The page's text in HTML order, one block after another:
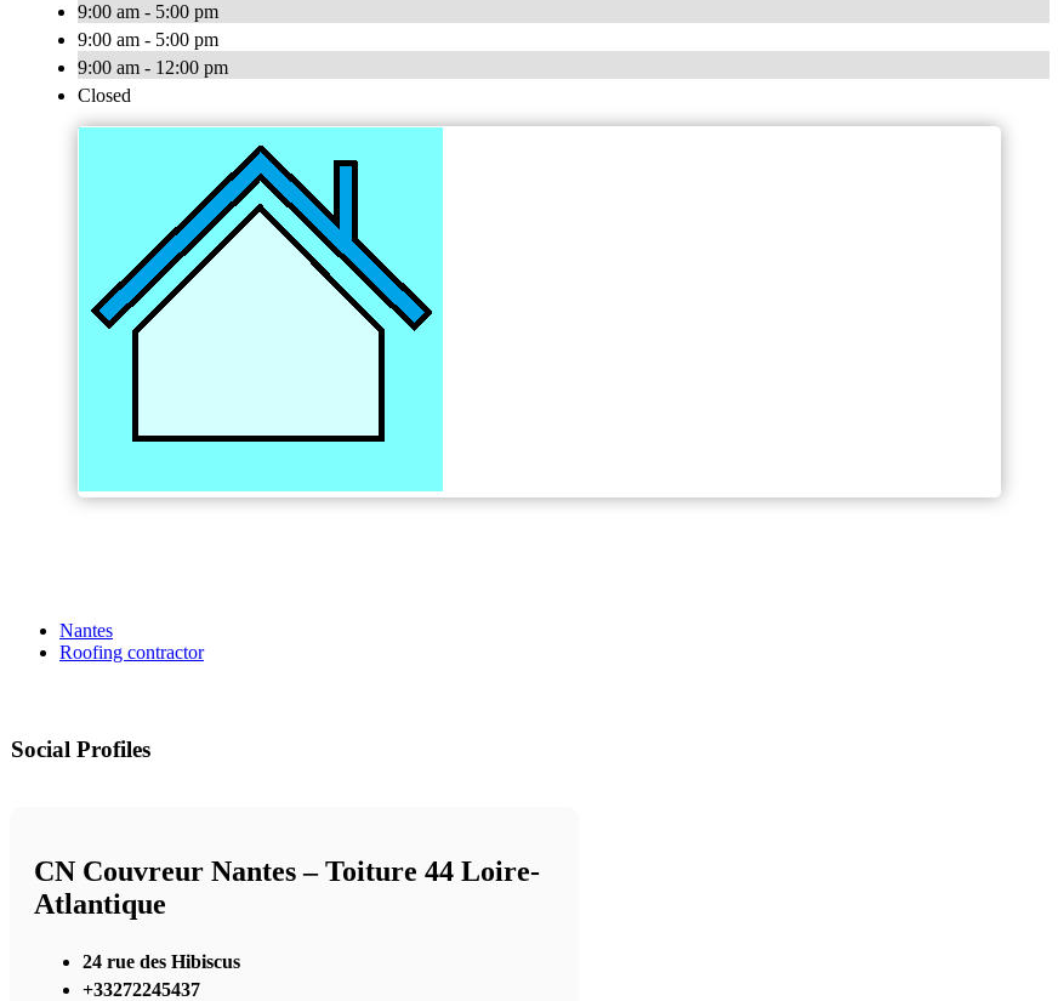
9:00 am - 5:00 pm
9:00 am - 5:00 pm
9:00 am - 12:00 pm
Closed
Nantes
Roofing contractor
Social Profiles
CN Couvreur Nantes – Toiture 44 Loire-
Atlantique
24 rue des Hibiscus
+33272245437